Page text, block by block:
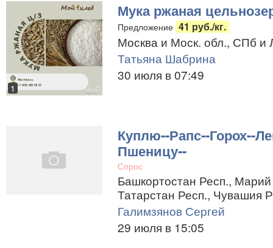
1
Мука ржаная
Предложение 41 руб./кг.
Москва и Моск. обл., СПб и
Татьяна Шабрина
30 июля в 07:49
Куплю--Рапс--Горох--
Пшеницу--
Спрос
Башкортостан Респ.,
Татарстан Респ., Чувашия
Галимзянов Сергей
29 июля в 15:05